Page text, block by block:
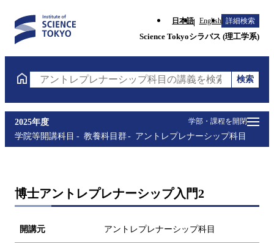
日本語 English 詳細検索
Science Tokyoシラバス (理工学系)
アントレプレナーシップ科目の講義を検索（講義名
検索
学部・課程を開閉
2025年度
学院等開講科目
教養科目群 アントレプレナーシップ科目
博士アントレプレナーシップ入門2
開講元 アントレプレナーシップ科目